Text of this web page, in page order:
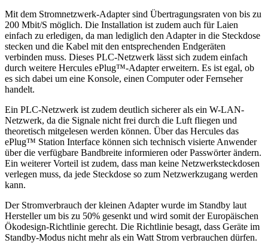
Mit dem Stromnetzwerk-Adapter sind Übertragungsraten von bis zu
200 Mbit/S möglich. Die Installation ist zudem auch für Laien
einfach zu erledigen, da man lediglich den Adapter in die Steckdose
stecken und die Kabel mit den entsprechenden Endgeräten
verbinden muss. Dieses PLC-Netzwerk lässt sich zudem einfach
durch weitere Hercules ePlug™-Adapter erweitern. Es ist egal, ob
es sich dabei um eine Konsole, einen Computer oder Fernseher
handelt.
Ein PLC-Netzwerk ist zudem deutlich sicherer als ein W-LAN-
Netzwerk, da die Signale nicht frei durch die Luft fliegen und
theoretisch mitgelesen werden können. Über das Hercules das
ePlug™ Station Interface können sich technisch visierte Anwender
über die verfügbare Bandbreite informieren oder Passwörter ändern.
Ein weiterer Vorteil ist zudem, dass man keine Netzwerksteckdosen
verlegen muss, da jede Steckdose so zum Netzwerkzugang werden
kann.
Der Stromverbrauch der kleinen Adapter wurde im Standby laut
Hersteller um bis zu 50% gesenkt und wird somit der Europäischen
Ökodesign-Richtlinie gerecht. Die Richtlinie besagt, dass Geräte im
Standby-Modus nicht mehr als ein Watt Strom verbrauchen dürfen.